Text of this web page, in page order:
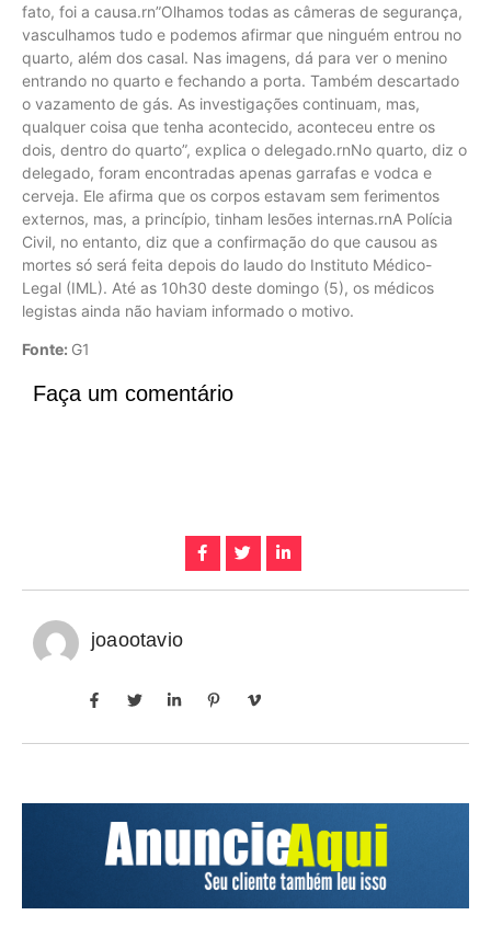
fato, foi a causa.rn”Olhamos todas as câmeras de segurança,
vasculhamos tudo e podemos afirmar que ninguém entrou no
quarto, além dos casal. Nas imagens, dá para ver o menino
entrando no quarto e fechando a porta. Também descartado
o vazamento de gás. As investigações continuam, mas,
qualquer coisa que tenha acontecido, aconteceu entre os
dois, dentro do quarto”, explica o delegado.rnNo quarto, diz o
delegado, foram encontradas apenas garrafas e vodca e
cerveja. Ele afirma que os corpos estavam sem ferimentos
externos, mas, a princípio, tinham lesões internas.rnA Polícia
Civil, no entanto, diz que a confirmação do que causou as
mortes só será feita depois do laudo do Instituto Médico-
Legal (IML). Até as 10h30 deste domingo (5), os médicos
legistas ainda não haviam informado o motivo.
Fonte: G1
Faça um comentário
joaootavio